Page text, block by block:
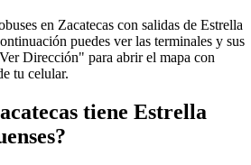
en Zacatecas con salidas de Estrella
puedes ver las terminales y sus
Dirección" para abrir el mapa con
tu celular.
tiene Estrella